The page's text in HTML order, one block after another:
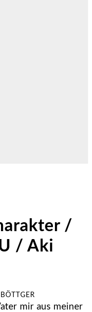
/
/ Aki
mir aus meiner